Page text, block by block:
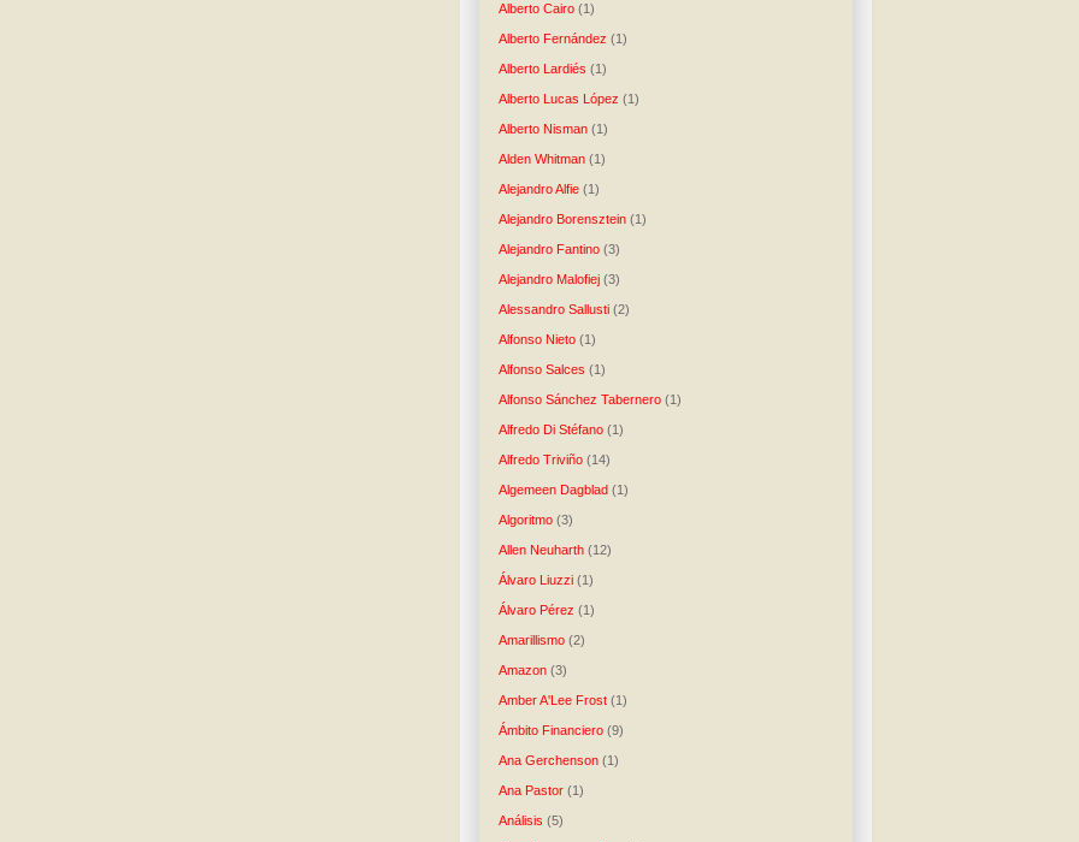
Alberto Cairo (1)
Alberto Fernández (1)
Alberto Lardiés (1)
Alberto Lucas López (1)
Alberto Nisman (1)
Alden Whitman (1)
Alejandro Alfie (1)
Alejandro Borensztein (1)
Alejandro Fantino (3)
Alejandro Malofiej (3)
Alessandro Sallusti (2)
Alfonso Nieto (1)
Alfonso Salces (1)
Alfonso Sánchez Tabernero (1)
Alfredo Di Stéfano (1)
Alfredo Triviño (14)
Algemeen Dagblad (1)
Algoritmo (3)
Allen Neuharth (12)
Álvaro Liuzzi (1)
Álvaro Pérez (1)
Amarillismo (2)
Amazon (3)
Amber A'Lee Frost (1)
Ámbito Financiero (9)
Ana Gerchenson (1)
Ana Pastor (1)
Análisis (5)